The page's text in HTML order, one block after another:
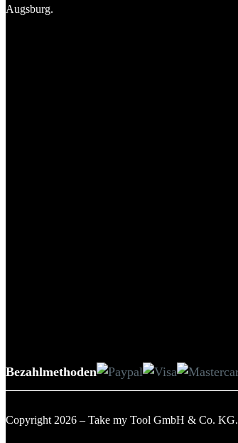
Augsburg.
Bezahlmethoden
Copyright 2026 – Take my Tool GmbH & Co. KG.